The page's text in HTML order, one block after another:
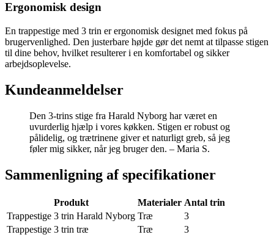
Ergonomisk design
En trappestige med 3 trin er ergonomisk designet med fokus på
brugervenlighed. Den justerbare højde gør det nemt at tilpasse stigen
til dine behov, hvilket resulterer i en komfortabel og sikker
arbejdsoplevelse.
Kundeanmeldelser
Den 3-trins stige fra Harald Nyborg har været en
uvurderlig hjælp i vores køkken. Stigen er robust og
pålidelig, og trætrinene giver et naturligt greb, så jeg
føler mig sikker, når jeg bruger den. – Maria S.
Sammenligning af specifikationer
Produkt Materialer Antal trin
Trappestige 3 trin Harald Nyborg Træ
3
Trappestige 3 trin træ
Træ 3